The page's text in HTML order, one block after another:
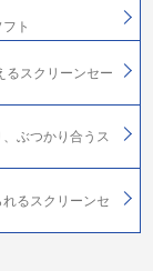
ト
るスクリーンセー
ぶつかり合うス
るスクリーンセ